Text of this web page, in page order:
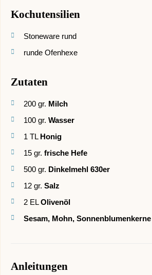
Kochutensilien
Stoneware rund
runde Ofenhexe
Zutaten
200 gr. Milch
100 gr. Wasser
1 TL Honig
15 gr. frische Hefe
500 gr. Dinkelmehl 630er
12 gr. Salz
2 EL Olivenöl
Sesam, Mohn,
Anleitungen